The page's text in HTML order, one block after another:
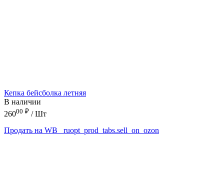
Кепка бейсболка летняя
В наличии
26000 ₽ / Шт
Продать на WB
_ruopt_prod_tabs.sell_on_ozon